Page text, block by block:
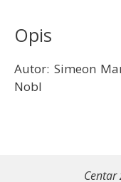
Opis
Autor: Simeon
Nobl
Centar